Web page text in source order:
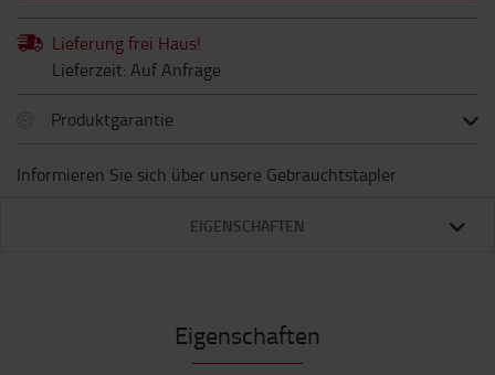
Lieferung frei Haus!
Lieferzeit: Auf Anfrage
Produktgarantie
Informieren Sie sich über unsere Gebrauchtstapler
EIGENSCHAFTEN
Eigenschaften